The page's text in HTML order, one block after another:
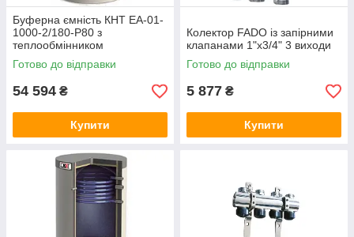
Буферна ємність КНТ ЕА-01-
1000-2/180-P80 з
теплообмінником
Готово до відправки
54 594 ₴
Купити
Колектор FADO із запірними
клапанами 1"х3/4" 3 виходи
Готово до відправки
5 877 ₴
Купити